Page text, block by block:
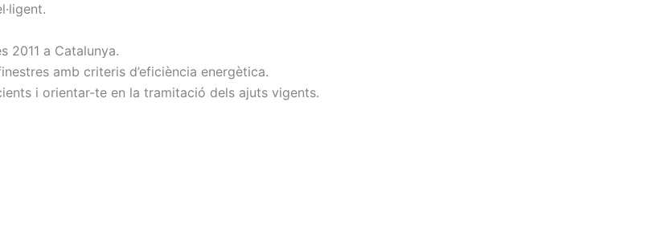
2011 a Catalunya.
amb criteris d’eficiència energètica.
i orientar-te en la tramitació dels ajuts vigents.